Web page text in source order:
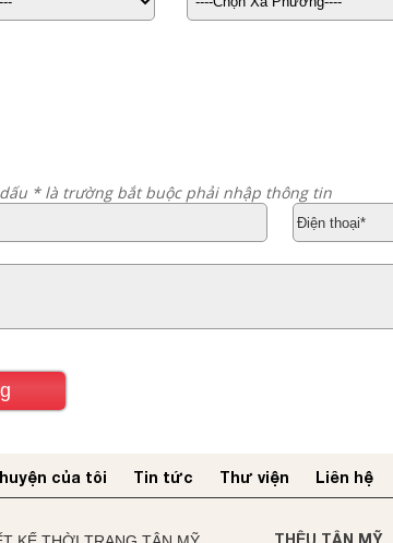
* là trường bắt buộc phải nhập thông tin
của tôi Tin tức Thư viện Liên hệ
THÊU TÂN MỸ